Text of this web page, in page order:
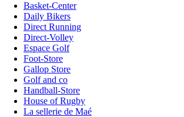
Basket-Center
Daily Bikers
Direct Running
Direct-Volley
Espace Golf
Foot-Store
Gallop Store
Golf and co
Handball-Store
House of Rugby
La sellerie de Maé